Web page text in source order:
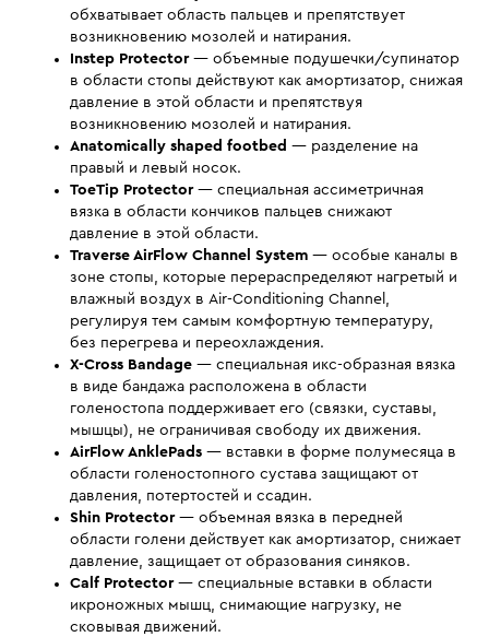
обхватывает область пальцев и препятствует
возникновению мозолей и натирания.
Instep Protector— объемные подушечки/супинатор
в области стопы действуют как амортизатор, снижая
давление в этой области и препятствуя
возникновению мозолей и натирания.
Anatomically shaped footbed — разделение на
правый и левый носок.
ToeTip Protector— специальная ассиметричная
вязка в области кончиков пальцев снижают
давление в этой области.
Traverse AirFlow Channel System — особые каналы в
зоне стопы, которые перераспределяют нагретый и
влажный воздух в Air-Conditioning Channel,
регулируя тем самым комфортную температуру,
без перегрева и переохлаждения.
X-Cross Bandage — специальная икс-образная вязка
в виде бандажа расположена в области
голеностопа поддерживает его (связки, суставы,
мышцы), не ограничивая свободу их движения.
AirFlow AnklePads — вставки в форме полумесяца в
области голеностопного сустава защищают от
давления, потертостей и ссадин.
Shin Protector— объемная вязка в передней
области голени действует как амортизатор, снижает
давление, защищает от образования синяков.
Calf Protector— специальные вставки в области
икроножных мышц, снимающие нагрузку, не
сковывая движений.